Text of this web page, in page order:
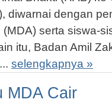
diwarnai dengan
serta siswa-
itu, Badan Amil
selengkapnya »
MDA Cair